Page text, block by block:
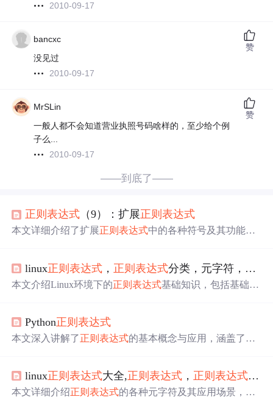
2010-09-17
bancxc
没见过
2010-09-17
赞
MrSLin
一般人都不会知道营业执照号码啥样的，至少给个例
子么...
2010-09-17
赞
——到底了——
正则表达式 （9）：扩展正则表达式
本文详细介绍了扩展正则表达式中的各种符号及其功能，
展示了如何在实际操作中使用扩展正则表达式进行文本匹
配和处理。,
linux正则表达式 ， 正则表达式分类，元字符，基础
本文介绍Linux环境下的正则表达式基础知识，包括基础与
中使用正则表达式进行文本处理。
Python正则表达式
本文深入讲解了正则表达式的基本概念与应用，涵盖了mat
还介绍了 正则表达式的各种模式和修饰符，帮助读者掌握
正则表达式的高级技巧。
linux正则表达式大全,正则表达式 ， 正则表达式语法
本文详细介绍正则表达式的各种元字符及其应用场景，包